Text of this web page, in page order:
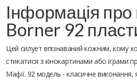
Інформація про
Borner 92
Цей силует впізнаваний кожним, кому
стикатися з кінокартинами або іграми
Мафії. 92 модель - класичне